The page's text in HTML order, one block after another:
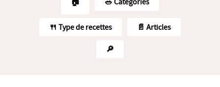
🏠 🥗️ Catégories
🍴 Type de recettes 📄 Articles
🔎